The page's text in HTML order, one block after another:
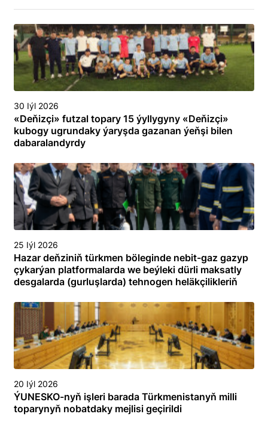
30 Iýl 2026
«Deňizçi» futzal topary 15 ýyllygyny «Deňizçi»
kubogy ugrundaky ýaryşda gazanan ýeňşi bilen
dabaralandyrdy
25 Iýl 2026
Hazar deňziniň türkmen böleginde nebit-gaz gazyp
çykarýan platformalarda we beýleki dürli maksatly
desgalarda (gurluşlarda) tehnogen heläkçilikleriň
toplumlaýyn türgenleşik okuwy
20 Iýl 2026
ÝUNESKO-nyň işleri barada Türkmenistanyň milli
toparynyň nobatdaky mejlisi geçirildi